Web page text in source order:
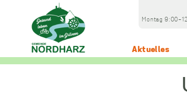
Montag 9:00-
Aktuelles
Home Aktuelles Was gibts Neues?